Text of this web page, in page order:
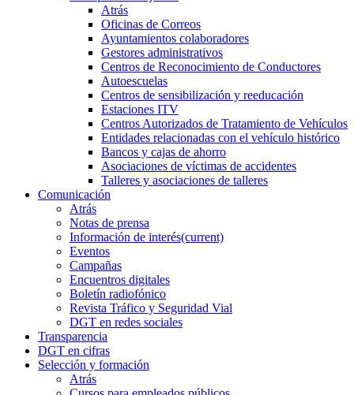
Atrás
Oficinas de Correos
Ayuntamientos colaboradores
Gestores administrativos
Centros de Reconocimiento de Conductores
Autoescuelas
Centros de sensibilización y reeducación
Estaciones ITV
Centros Autorizados de Tratamiento de Vehículos
Entidades relacionadas con el vehículo histórico
Bancos y cajas de ahorro
Asociaciones de víctimas de accidentes
Talleres y asociaciones de talleres
Comunicación
Atrás
Notas de prensa
Información de interés(current)
Eventos
Campañas
Encuentros digitales
Boletín radiofónico
Revista Tráfico y Seguridad Vial
DGT en redes sociales
Transparencia
DGT en cifras
Selección y formación
Atrás